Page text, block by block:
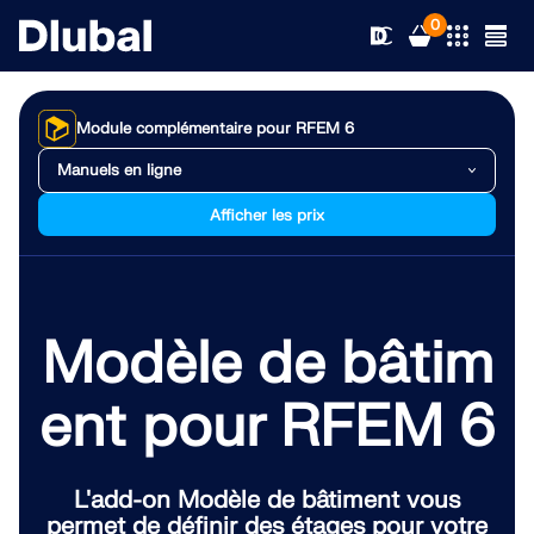
0
Solutions
Secteurs d’activités
Normes
Services en ligne
Produits
RFEM 6
Le seul logiciel MEF pour tous
En savoir plus
Modules complémentaires
Support technique
Formations
Service
Actualités
Nouveautés
Formations
Ressources
Télécharger la version complète
Formation
Module complémentaire pour RFEM 6
Manuels en ligne
Afficher les prix
Modèle de bâtim
ent pour RFEM 6
L'add-on Modèle de bâtiment vous
permet de définir des étages pour votre